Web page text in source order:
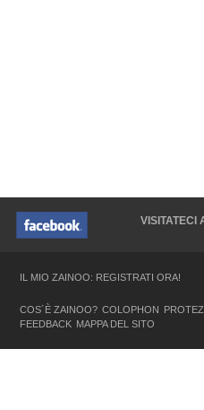
VISITATECI
IL MIO ZAINOO: REGISTRATI ORA!
COS´È ZAINOO? COLOPHON
FEEDBACK MAPPA DEL SITO